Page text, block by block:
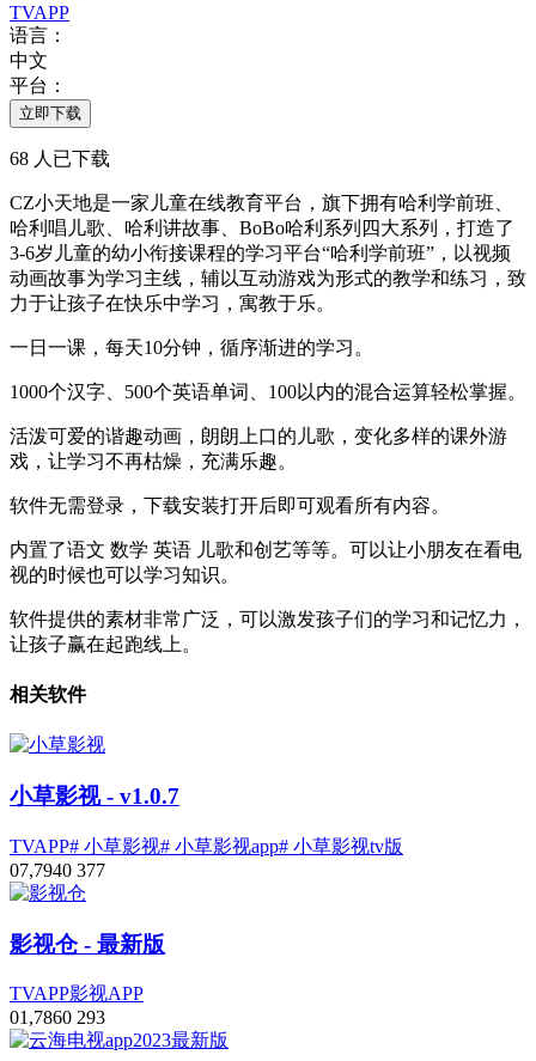
TVAPP
语言：
中文
平台：
立即下载
68 人已下载
CZ小天地是一家儿童在线教育平台，旗下拥有哈利学前班、
哈利唱儿歌、哈利讲故事、BoBo哈利系列四大系列，打造了
3-6岁儿童的幼小衔接课程的学习平台“哈利学前班”，以视频
动画故事为学习主线，辅以互动游戏为形式的教学和练习，致
力于让孩子在快乐中学习，寓教于乐。
一日一课，每天10分钟，循序渐进的学习。
1000个汉字、500个英语单词、100以内的混合运算轻松掌握。
活泼可爱的谐趣动画，朗朗上口的儿歌，变化多样的课外游
戏，让学习不再枯燥，充满乐趣。
软件无需登录，下载安装打开后即可观看所有内容。
内置了语文 数学 英语 儿歌和创艺等等。可以让小朋友在看电
视的时候也可以学习知识。
软件提供的素材非常广泛，可以激发孩子们的学习和记忆力，
让孩子赢在起跑线上。
相关软件
小草影视- v1.0.7
TVAPP# 小草影视# 小草影视app# 小草影视tv版
07,7940 377
影视仓- 最新版
TVAPP影视APP
01,7860 293